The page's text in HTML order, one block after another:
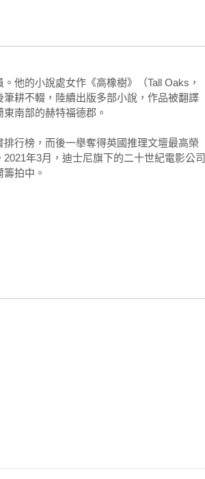
的強烈原始情感，樣樣不缺。再加我至少
遠的故事，絕對從第一頁到最後一頁都令
節所驅動，同時是謀殺謎案、愛情故事和
完整的形象躍然紙上。沃克（Walk）也
切。這本書值得一讀再讀，作者值得享譽
斯．惠戴克這本優秀新作的最後一頁時，
色，又有深層的普世性。它是西岸版本的
女人》
傑出之作！
一個羞澀善良、一個口無遮攔又滿心憤怒
他的小說處女作《高橡樹》（Tall Oaks，
耕不輟，陸續出版多部小說，作品被翻譯
南部的赫特福德郡。
行榜，而後一舉奪得英國推理文壇最高榮
年3月，迪士尼旗下的二十世紀電影公司
拍中。